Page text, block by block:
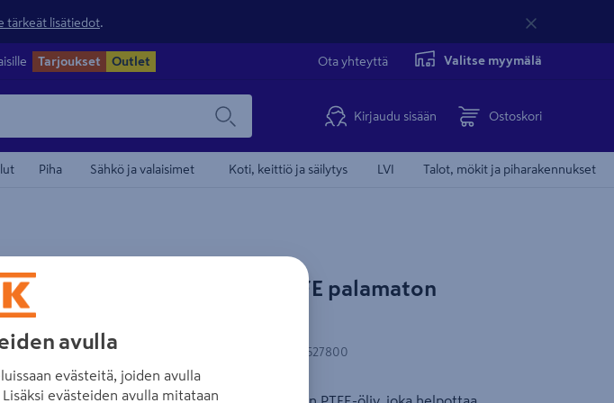
tärkeät lisätiedot
Tarjoukset Outlet Ota yhteyttä Valitse myymälä
Kirjaudu sisään Ostoskori
Piha Sähkö ja valaisimet Koti, keittiö ja säilytys LVI Talot, mökit ja piharakennukset
Loisteputkispray PROF PTFE palamaton
Tuotenumero: 6438313527800
avulla
evästeitä, joiden avulla
evästeiden avulla mitataan